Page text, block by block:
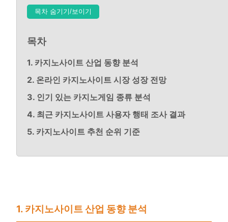
목차 숨기기/보이기
목차
1. 카지노사이트 산업 동향 분석
2. 온라인 카지노사이트 시장 성장 전망
3. 인기 있는 카지노게임 종류 분석
4. 최근 카지노사이트 사용자 행태 조사 결과
5. 카지노사이트 추천 순위 기준
1. 카지노사이트 산업 동향 분석